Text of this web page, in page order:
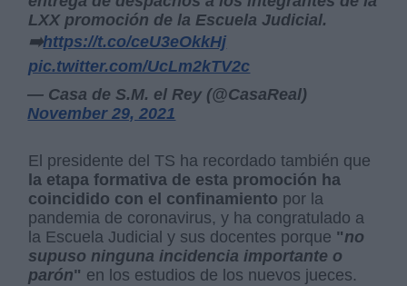
LXX promoción de la Escuela Judicial.
➡️https://t.co/ceU3eOkkHj
pic.twitter.com/UcLm2kTV2c
— Casa de S.M. el Rey (@CasaReal)
November 29, 2021
El presidente del TS ha recordado también que
la etapa formativa de esta promoción ha
coincidido con el confinamiento por la
pandemia de coronavirus, y ha congratulado a
la Escuela Judicial y sus docentes porque "no
supuso ninguna incidencia importante o
parón" en los estudios de los nuevos jueces.